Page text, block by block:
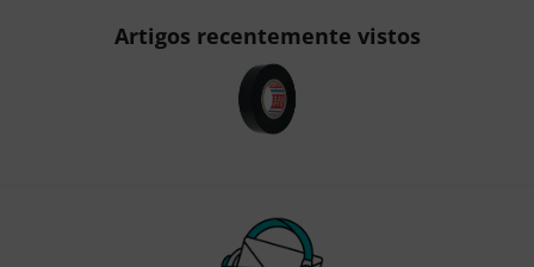
Artigos recentemente vistos